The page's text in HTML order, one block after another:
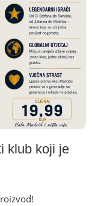
klub koji je